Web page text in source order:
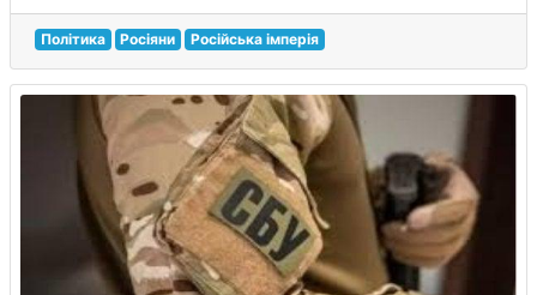
Політика Росіяни Російська імперія